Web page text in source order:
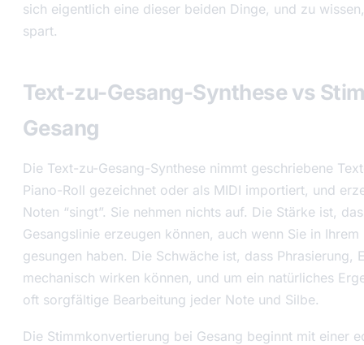
sich eigentlich eine dieser beiden Dinge, und zu
spart.
Text-zu-Gesang-Synthese vs
Gesang
Die Text-zu-Gesang-Synthese nimmt geschriebene
Piano-Roll gezeichnet oder als MIDI importiert, und
Noten “singt”. Sie nehmen nichts auf. Die Stärke ist,
Gesangslinie erzeugen können, auch wenn Sie in
gesungen haben. Die Schwäche ist, dass Phrasierung,
mechanisch wirken können, und um ein natürliches
oft sorgfältige Bearbeitung jeder Note und Silbe.
Die Stimmkonvertierung bei Gesang beginnt mit einer